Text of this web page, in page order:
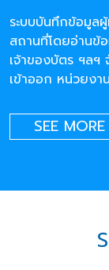
ระบบบันทึกข้อมูล
สถานที่โดยอ่านข้
เจ้าของบัตร ฯลฯ
เข้าออก หน่วยงา
SEE MORE